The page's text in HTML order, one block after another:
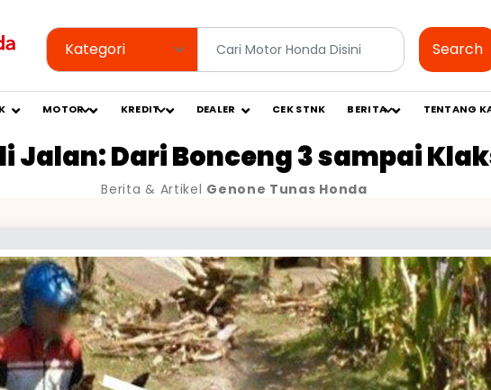
Search
MOTOR KREDIT DEALER CEK STNK BERITA TENTANG
Jalan: Dari Bonceng 3 sampai
Berita & Artikel Genone Tunas Honda